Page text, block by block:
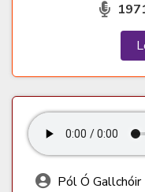
Pól Ó Gallchóir